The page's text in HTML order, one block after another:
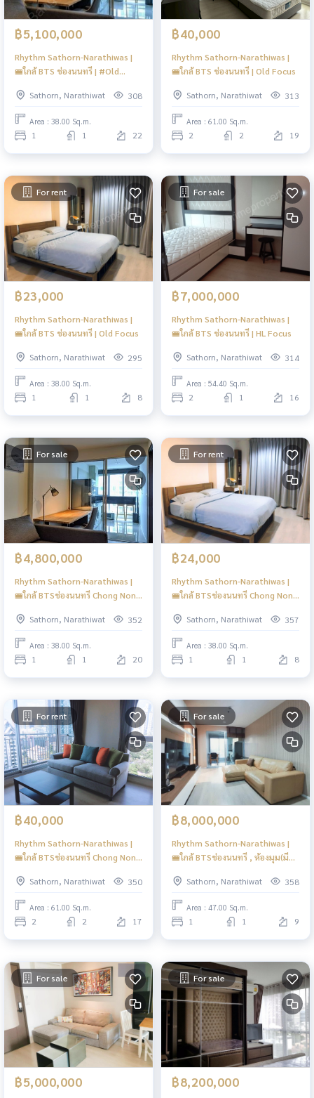
฿5,100,000
Rhythm Sathorn-Narathiwas |
🚝ใกล้ BTS ช่องนนทรี | #Old
Sathorn, Narathiwat
308
Area : 38.00 Sq.m.
1 1 22
฿40,000
Rhythm Sathorn-Narathiwas |
🚝ใกล้ BTS ช่องนนทรี | Old Focus
Sathorn, Narathiwat 313
Area : 61.00 Sq.m.
2 2 19
For rent
฿23,000
Rhythm Sathorn-Narathiwas |
🚝ใกล้ BTS ช่องนนทรี | Old Focus
Sathorn, Narathiwat 295
Area : 38.00 Sq.m.
1 1 8
For sale
฿7,000,000
Rhythm Sathorn-Narathiwas |
🚝ใกล้ BTS ช่องนนทรี | HL Focus
Sathorn, Narathiwat 314
Area : 54.40 Sq.m.
2 1 16
For sale
฿4,800,000
Rhythm Sathorn-Narathiwas |
🚝ใกล้ BTSช่องนนทรี Chong Nonsi
to transportation, Modern
style, Quality living In The
Heart of Bangkok, Stunning
View Or Night Time Lights ,Free
From Noise And Air Pollution |
Sathorn, Narathiwat 352
Area : 38.00 Sq.m.
1 1 20
For rent
฿24,000
Rhythm Sathorn-Narathiwas |
🚝ใกล้ BTSช่องนนทรี Chong Nonsi
to transportation, Modern
style, Quality living in the
Heart of Bangkok | New Focus
Sathorn, Narathiwat 357
Area : 38.00 Sq.m.
1 1 8
For rent
฿40,000
Rhythm Sathorn-Narathiwas |
🚝ใกล้ BTSช่องนนทรี Chong Nonsi
to transportation, Modern
style, Quality living in the
Heart of Bangkok,Stunning
View,Peaceful Atmosphere |
Sathorn, Narathiwat 350
Area : 61.00 Sq.m.
2 2 17
For sale
฿8,000,000
Rhythm Sathorn-Narathiwas |
🚝ใกล้ BTSช่องนนทรี , ห้องมุม(มี
Closet | New Focus
Sathorn, Narathiwat 358
Area : 47.00 Sq.m.
1 1 9
For sale
฿5,000,000
For sale
฿8,200,000